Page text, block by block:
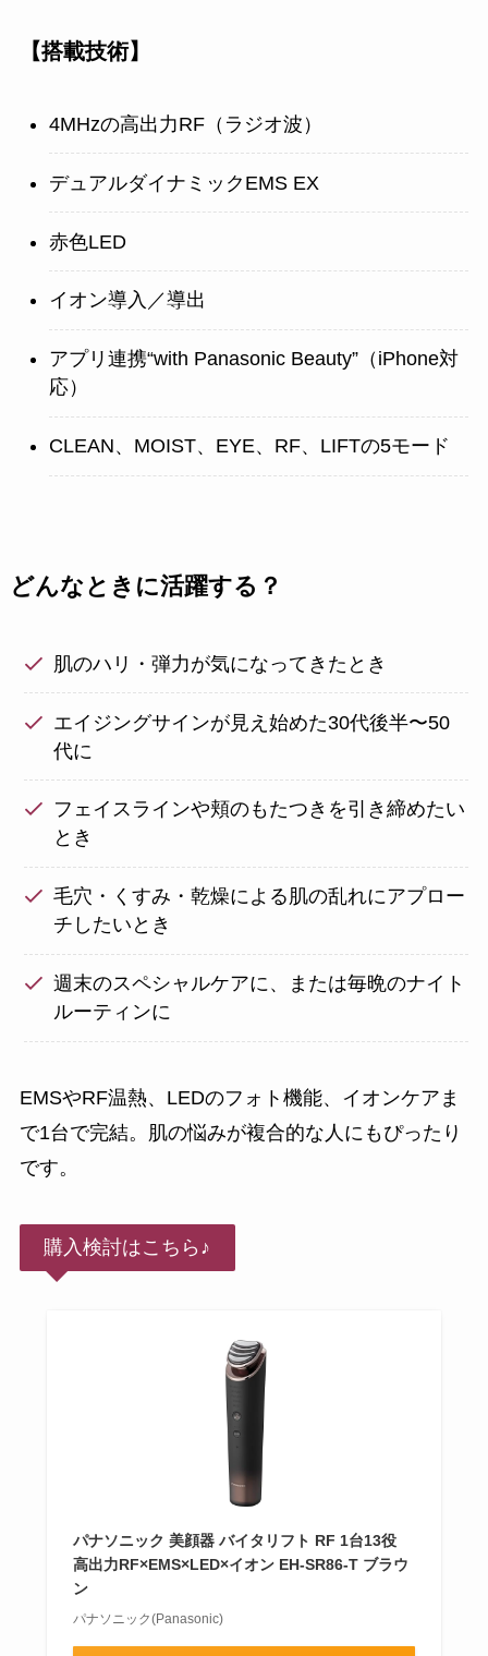
【搭載技術】
4MHzの高出力RF（ラジオ波）
デュアルダイナミックEMS EX
赤色LED
イオン導入／導出
アプリ連携“with Panasonic Beauty”（iPhone対
応）
CLEAN、MOIST、EYE、RF、LIFTの5モード
どんなときに活躍する？
肌のハリ・弾力が気になってきたとき
エイジングサインが見え始めた30代後半〜50
代に
フェイスラインや頬のもたつきを引き締めたい
とき
毛穴・くすみ・乾燥による肌の乱れにアプロー
チしたいとき
週末のスペシャルケアに、または毎晩のナイト
ルーティンに
EMSやRF温熱、LEDのフォト機能、イオンケアま
で1台で完結。肌の悩みが複合的な人にもぴったり
です。
購入検討はこちら♪
パナソニック 美顔器 バイタリフト RF 1台13役
高出力RF×EMS×LED×イオン EH-SR86-T ブラウ
ン
パナソニック(Panasonic)